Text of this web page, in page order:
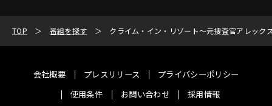
TOP 番組を探す クライム・イン・リゾート～元捜査官アレック
会社概要 プレスリリース
プライバシーポリシー
使用条件
お問い合わせ 採用情報